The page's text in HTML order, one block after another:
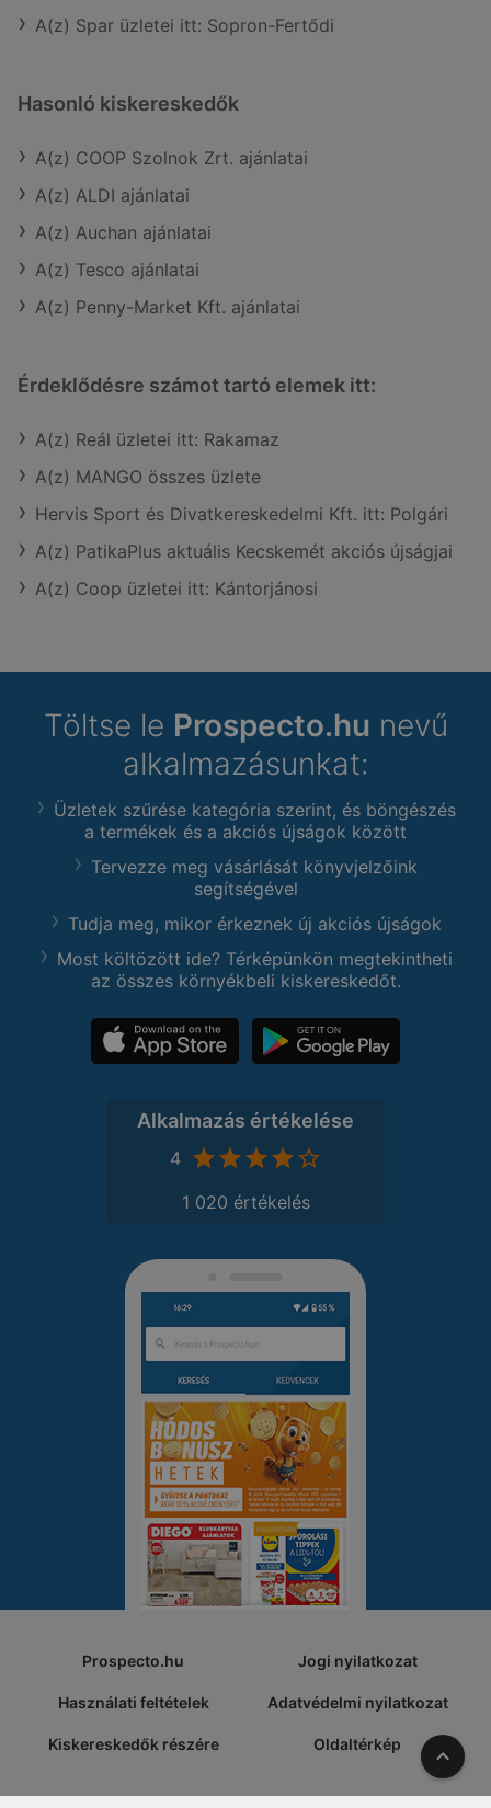
A(z) Spar üzletei itt: Sopron-Fertődi
Hasonló kiskereskedők
A(z) COOP Szolnok Zrt. ajánlatai
A(z) ALDI ajánlatai
A(z) Auchan ajánlatai
A(z) Tesco ajánlatai
A(z) Penny-Market Kft. ajánlatai
Érdeklődésre számot tartó elemek itt:
A(z) Reál üzletei itt: Rakamaz
A(z) MANGO összes üzlete
Hervis Sport és Divatkereskedelmi Kft. itt: Polgári
A(z) PatikaPlus aktuális Kecskemét akciós újságjai
A(z) Coop üzletei itt: Kántorjánosi
Töltse le Prospecto.hu nevű
alkalmazásunkat:
Üzletek szűrése kategória szerint, és böngészés
a termékek és a akciós újságok között
Tervezze meg vásárlását könyvjelzőink
segítségével
Tudja meg, mikor érkeznek új akciós újságok
Most költözött ide? Térképünkön megtekintheti
az összes környékbeli kiskereskedőt.
Alkalmazás értékelése
4
1 020 értékelés
Prospecto.hu Jogi nyilatkozat
Használati feltételek Adatvédelmi nyilatkozat
Kiskereskedők részére Oldaltérkép A